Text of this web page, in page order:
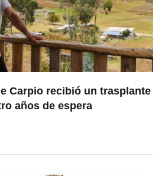
Carpio recibió un trasplante
años de espera